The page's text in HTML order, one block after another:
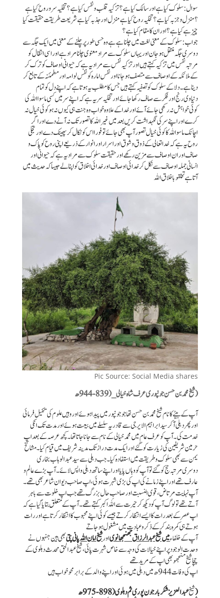
سوال : سلوک کیا ہے اور سالک کیا ہے ؟تزکیہ قلب و نفس کیا ہے؟تخلیہ سر و روح کیا ہے
؟ منزل و جزبہ کیا ہے ؟ تخلیہ روح کیا ہے منزل اور جذبہ کیا ہے شریعت طریقت حقیقت کیا
چیز ہے کیا ہے ؟ اور ان کا مقام کیا ہے؟
جواب : سلوک کے معنی لغت میں چلنا ہے ہے وہ حسی طور پر چلنے کے معنی میں ایک جگہ سے
دوسری جگہ منتقل ہو جان اور یہاں سلوک سے مراد معنوی چلنا مراد ہے اور اسی انتقال کو
مرتبہ نفس میں تزکیہ کہتے ہیں اور تزکیہ نفس سے مراد یہ ہے کہ حیوانی اوصاف کو ترک کر
کے ملائکہ کے اوصاف سے متصف ہو جانا اور نفس امارہ کو نفس لوامہ اور مطمئنہ کے تابع کر
دینا ہے۔دلا کے سلوک کو تصفیہ کہتے ہیں جس کا مطلب یہ ہوتا ہے کہ اپنے دل کو تمام
دنیاوی رنج اور فکر سے صاف رکھا جائے اور تخلیہ سر یہ ہے کہ اپنے سر میں کسی ما سوا اللہ کی
کوئی خواہش نہ رکھی جائے آئے اور خدا کے علاوہ خواب وہ جنت ہی کیوں نہ ہو کوئی خیال نہ
کرے اور اپنے سر کی نگہداشت کریں بعد میں غیر اللہ کا تصور تک نہ آنے دے اور اگر
اچانک ماسواللہ کا کوئی خیال تصور آپ بھی جائے تو فورا اس کو نکال کر پھینک دے اور تجلی
روح یہ ہے کہ خدا تعالی کے ذوق و شوق اور اسرار اور انوار کے ذریعے اپنی روح کو پاک و
صاف اور ان اوصاف سے مزین رکھے اور حقیقت سلوک سے مراد یہ ہے کہ حیوانی اور
انسانی جملہ اوصاف سے نکل کر خدائی اوصاف اور خدائی اخلاق کو اپنا لے جیسا کہ حدیث میں
آتا ہے تخلقو باخلاق اللہ
Pic Source: Social Media shares
(شیخ محمد بن حسن جونپوری عرف شاہ خیالی _(839-944ھ
آپ کے بیٹے کا نام شیخ محمد بن حسن تھا جو جونپور میں پیدا ہوئے اور وہیں علوم کی تکمیل فرمائی
اور پھر دہلی آکر سید ابراہیم الایرجی سے قادریہ سلسلے میں بیعت ہوئے اور مدت تک انکی
خدمت کی۔ آپ کو عرف عام میں محمد خیالی کے نام سے جانا جاتا تھا۔ کچھ عرصہ کے بعد اپ
حرمین شریفین کی زیارت کو گئے اور ایک مدت دراز تک مدینہ شریف میں قیام کیا۔ مشائخ
یمن سے بھی سلوک و طریقت میں استفادہ کیا ۔جب دہلی سے سید عبد الوہاب بخاری
دوسری مرتبہ حج کو گئے تو آپ کو وہاں پایا اور اپنے ساتھ دہلی واپس لائے۔ آپ بڑے عالم و
عارف تھے اور اپنے زمانے کی اپ کی بڑی شہرت ہوئی ، اپ صاحب دیوان شاعر بھی تھے۔
آپ نہایت مرتاض ، قوی النسبت اور صاحبِ حال بزرگ تھے جب اپ خلوت سے باہر
آتے تھے تو لوگ آپ کو دیکھ کر حیرت سے اللہ اکبر کہتے تھے۔ آپ کے متعلق بتایا گیا ہے کہ
اپ عصر کے بعد رات کا ایسے انتظار کرتے جیسے کوئی اپنے محبوب کا انتظار کرتا ہے اور رات
ہوتے ہی کمرہ بند کر کے ذکر و عبادت میں مشغول ہو جاتے
آپ کے خلفاءمیں شیخ عبد الرزاق جھنجھانویاورشیخ امان اللہ پانی پتیبھی ہین جنہوں نے
وحدت الوجود پر اپنے خیالات کی وجہ سے خاص شہرت پائی ، شیخ عبد الحق محدث دہلوی کے
چچا شیخ منجھو بھی اپ کے مرید تھے
اپ کی وفات 944 ھ میں دہلی میں ہوئی اور اپنے والد کے برابر محو خواب ہیں
(شیخعبد العزیز شکر بار جون پوری ثم دہلوی (898-975 ھ